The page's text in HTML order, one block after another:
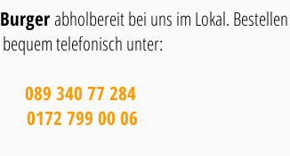
Burgerabholbereit bei uns im Lokal.
bequem telefonisch unter:
089 340 77 284
0172 799 00 06